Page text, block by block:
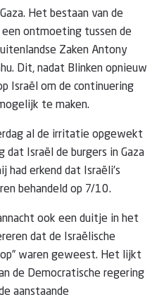
Het bestaan van de
ontmoeting tussen de
Zaken Antony
Dit, nadat Blinken opnieuw
Israël om de continuering
te maken.
al de irritatie opgewekt
dat Israël de burgers in Gaza
had erkend dat Israëli’s
behandeld op 7/10.
ook een duitje in het
dat de Israëlische
waren geweest. Het lijkt
de Democratische regering
aanstaande